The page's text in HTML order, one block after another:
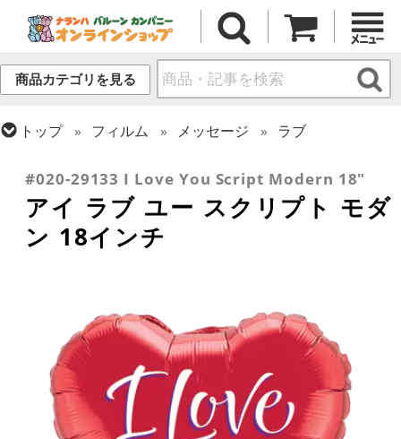
商品カテゴリを見る
トップ フィルム メッセージ
ラブ
バレンタイン
#020-29133 I Love You Script Modern 18"
アイ ラブ ユー スクリプト モダ
ン 18インチ